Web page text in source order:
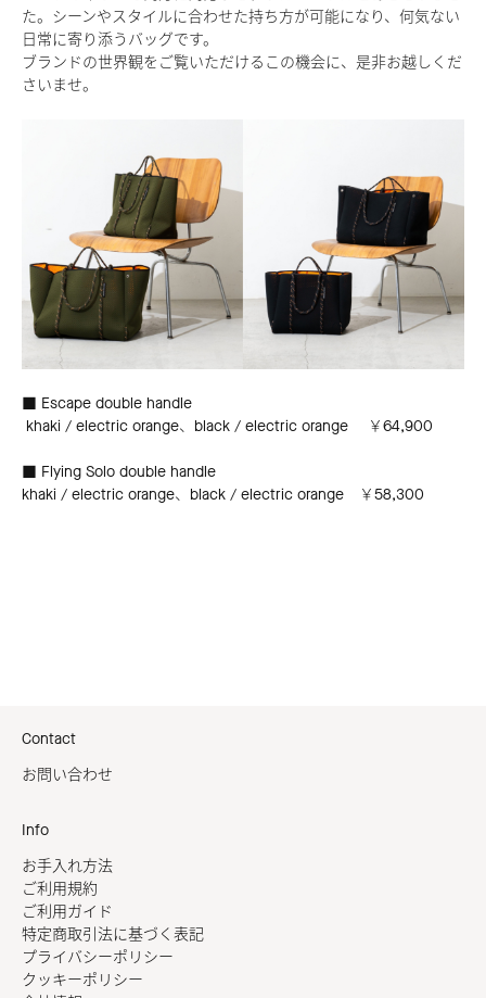
た。シーンやスタイルに合わせた持ち方が可能になり、何気ない
日常に寄り添うバッグです。
ブランドの世界観をご覧いただけるこの機会に、是非お越しくだ
さいませ。
■ Escape double handle
khaki / electric orange、black / electric orange ￥64,900
■ Flying Solo double handle
khaki / electric orange、black / electric orange ￥58,300
Contact
お問い合わせ
Info
お手入れ方法
ご利用規約
ご利用ガイド
特定商取引法に基づく表記
プライバシーポリシー
クッキーポリシー